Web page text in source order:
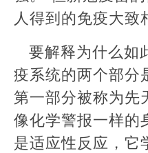
人得到的免疫大致
要解释为什么如
疫系统的两个部分
第一部分被称为先
像化学警报一样的
是适应性反应，它